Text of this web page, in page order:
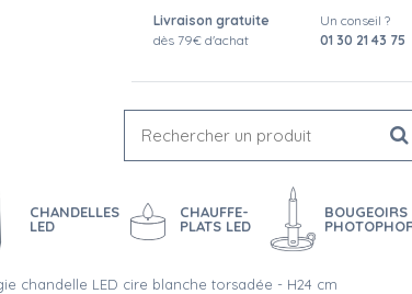
Livraison gratuite
dès 79€ d'achat
Un conseil ?
01 30 21 43 75
CHANDELLES
LED
CHAUFFE-
PLATS LED
BOUGEOIRS
chandelle LED cire blanche torsadée - H24 cm